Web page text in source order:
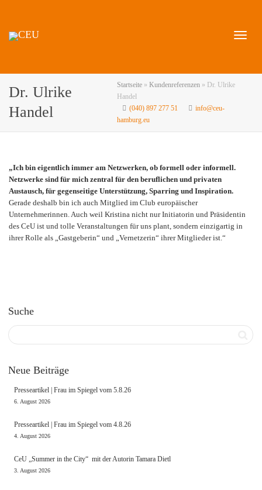
Dr. Ulrike
Handel
Startseite » Kundenreferenzen » Dr. Ulrike
Handel
(040) 897 277 51
info@ceu-
hamburg.eu
„Ich bin eigentlich immer am Netzwerken, ob formell oder informell.
Netzwerke sind für mich zentral für den beruflichen und privaten
Austausch, für gegenseitige Unterstützung, Sparring und Inspiration.
Gerade deshalb bin ich auch Mitglied im Club europäischer
Unternehmerinnen. Auch weil Kristina nicht nur Initiatorin und Präsidentin
des CeU ist und tolle Veranstaltungen für uns plant, sondern einzigartig in
ihrer Rolle als „Gastgeberin“ und „Vernetzerin“ ihrer Mitglieder ist.“
Suche
Neue Beiträge
Presseartikel | Frau im Spiegel vom 5.8.26
6. August 2026
Presseartikel | Frau im Spiegel vom 4.8.26
4. August 2026
CeU „Summer in the City“ mit der Autorin Tamara Dietl
3. August 2026